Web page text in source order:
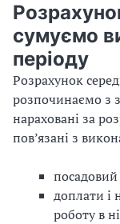
сумуємо
періоду
Розрахунок
розпочинаємо з
нараховані за
пов’язані з
доплати і
роботу в